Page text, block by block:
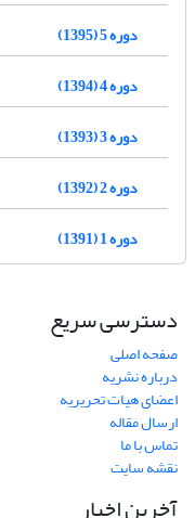
دوره 5 (1395)
دوره 4 (1394)
دوره 3 (1393)
دوره 2 (1392)
دوره 1 (1391)
دسترسی سریع
صفحه اصلی
درباره نشریه
اعضای هیات تحریریه
ارسال مقاله
تماس با ما
نقشه سایت
آخرین اخبار